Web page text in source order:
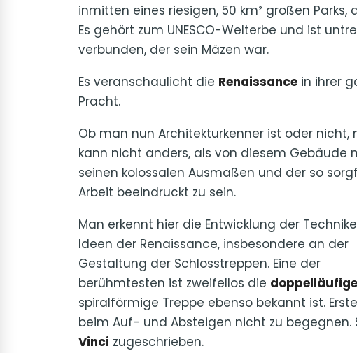
inmitten eines riesigen, 50 km² großen
Es gehört zum UNESCO-Welterbe und ist
verbunden, der sein Mäzen war.
Es veranschaulicht die Renaissance in ihrer
Pracht.
Ob man nun Architekturkenner ist oder nicht,
kann nicht anders, als von diesem Gebäude
seinen kolossalen Ausmaßen und der so
Arbeit beeindruckt zu sein.
Man erkennt hier die Entwicklung der
Ideen der Renaissance, insbesondere an der
Gestaltung der Schlosstreppen. Eine der
berühmtesten ist zweifellos die
spiralförmige Treppe ebenso bekannt ist.
beim Auf- und Absteigen nicht zu begegnen.
Vinci zugeschrieben.